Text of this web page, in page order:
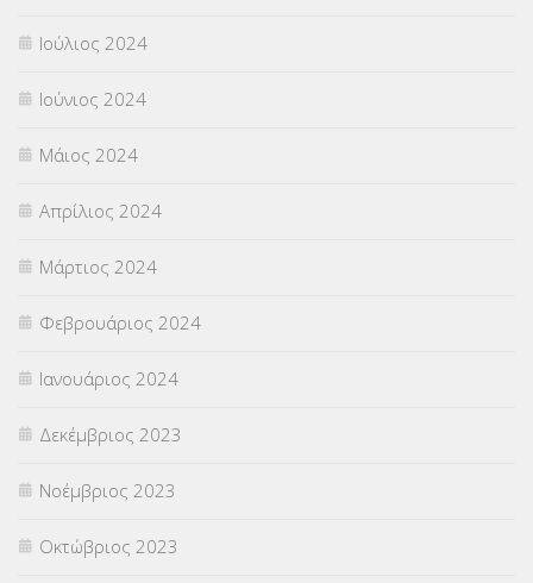
Ιούλιος 2024
Ιούνιος 2024
Μάιος 2024
Απρίλιος 2024
Μάρτιος 2024
Φεβρουάριος 2024
Ιανουάριος 2024
Δεκέμβριος 2023
Νοέμβριος 2023
Οκτώβριος 2023